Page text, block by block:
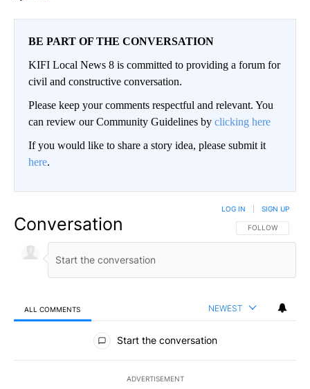
BE PART OF THE CONVERSATION
KIFI Local News 8 is committed to providing a forum for
civil and constructive conversation.
Please keep your comments respectful and relevant. You
can review our Community Guidelines by clicking here
If you would like to share a story idea, please submit it
here.
Conversation FOLLOW THIS
FOLLOW
LOG IN SIGN UP
ALL COMMENTS NEWEST
All Comments
Start the conversation
ADVERTISEMENT